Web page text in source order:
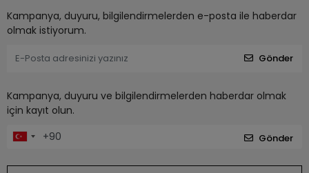
Kampanya, duyuru, bilgilendirmelerden e-posta ile haberdar
olmak istiyorum.
Gönder
Kampanya, duyuru ve bilgilendirmelerden haberdar olmak
için kayıt olun.
Gönder